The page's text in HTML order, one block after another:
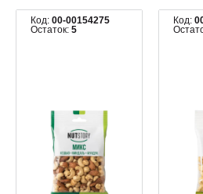
Код: 00-00154275
Остаток: 5
Код: